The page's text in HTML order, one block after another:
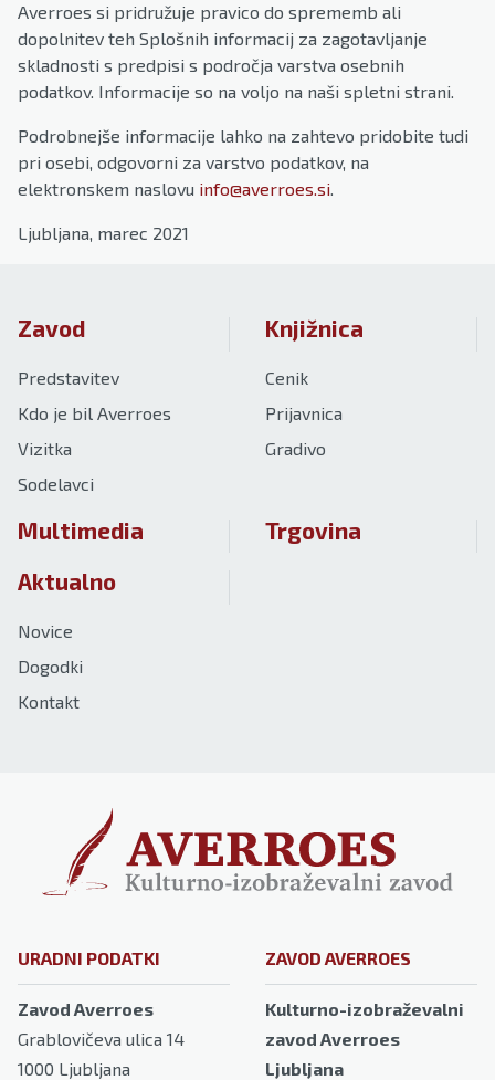
Averroes si pridružuje pravico do sprememb ali
dopolnitev teh Splošnih informacij za zagotavljanje
skladnosti s predpisi s področja varstva osebnih
podatkov. Informacije so na voljo na naši spletni strani.
Podrobnejše informacije lahko na zahtevo pridobite tudi
pri osebi, odgovorni za varstvo podatkov, na
elektronskem naslovu info@averroes.si.
Ljubljana, marec 2021
Zavod
Predstavitev
Kdo je bil Averroes
Vizitka
Sodelavci
Knjižnica
Cenik
Prijavnica
Gradivo
Multimedia
Trgovina
Aktualno
Novice
Dogodki
Kontakt
URADNI PODATKI
Zavod Averroes
Grablovičeva ulica 14
1000 Ljubljana
ZAVOD AVERROES
Kulturno-izobraževalni
zavod Averroes
Ljubljana